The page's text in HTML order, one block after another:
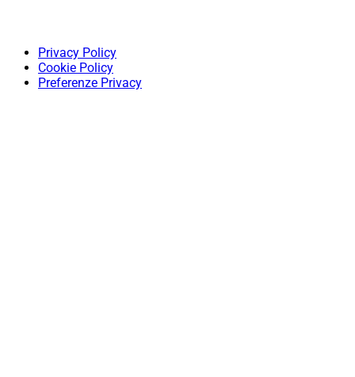
Privacy Policy
Cookie Policy
Preferenze Privacy